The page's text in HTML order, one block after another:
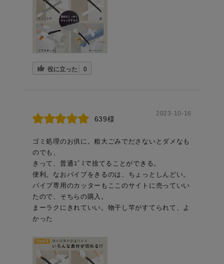
役に立った 0
639様
2023-10-16
ゴミ処理のお供に。粗大ごみでださないとダメなも
のでも、
きって、普通ｺﾞﾐで捨てることができる。
便利。なおパイプをきるのは、ちょっとしんどい。
パイプ専用のカッターもここのサイトに売っていい
たので、そちらの購入。
まーラクにきれていい。物干し竿がすてられて、よ
かった